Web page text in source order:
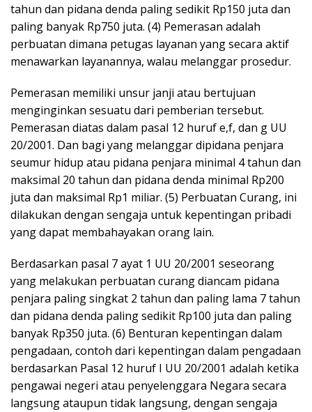
tahun dan pidana denda paling sedikit Rp150 juta dan
paling banyak Rp750 juta. (4) Pemerasan adalah
perbuatan dimana petugas layanan yang secara aktif
menawarkan layanannya, walau melanggar prosedur.
Pemerasan memiliki unsur janji atau bertujuan
menginginkan sesuatu dari pemberian tersebut.
Pemerasan diatas dalam pasal 12 huruf e,f, dan g UU
20/2001. Dan bagi yang melanggar dipidana penjara
seumur hidup atau pidana penjara minimal 4 tahun dan
maksimal 20 tahun dan pidana denda minimal Rp200
juta dan maksimal Rp1 miliar. (5) Perbuatan Curang, ini
dilakukan dengan sengaja untuk kepentingan pribadi
yang dapat membahayakan orang lain.
Berdasarkan pasal 7 ayat 1 UU 20/2001 seseorang
yang melakukan perbuatan curang diancam pidana
penjara paling singkat 2 tahun dan paling lama 7 tahun
dan pidana denda paling sedikit Rp100 juta dan paling
banyak Rp350 juta. (6) Benturan kepentingan dalam
pengadaan, contoh dari kepentingan dalam pengadaan
berdasarkan Pasal 12 huruf I UU 20/2001 adalah ketika
pengawai negeri atau penyelenggara Negara secara
langsung ataupun tidak langsung, dengan sengaja